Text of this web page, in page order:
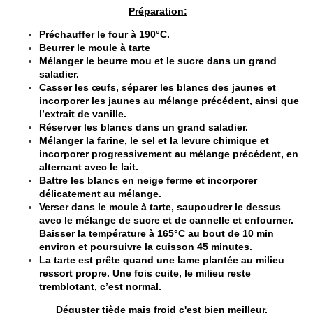
Préparation:
Préchauffer le four à 190°C.
Beurrer le moule à tarte
Mélanger le beurre mou et le sucre dans un grand
saladier.
Casser les œufs, séparer les blancs des jaunes et
incorporer les jaunes au mélange précédent, ainsi que
l’extrait de vanille.
Réserver les blancs dans un grand saladier.
Mélanger la farine, le sel et la levure chimique et
incorporer progressivement au mélange précédent, en
alternant avec le lait.
Battre les blancs en neige ferme et incorporer
délicatement au mélange.
Verser dans le moule à tarte, saupoudrer le dessus
avec le mélange de sucre et de cannelle et enfourner.
Baisser la température à 165°C au bout de 10 min
environ et poursuivre la cuisson 45 minutes.
La tarte est prête quand une lame plantée au milieu
ressort propre. Une fois cuite, le milieu reste
tremblotant, c’est normal.
Déguster tiède mais froid c'est bien meilleur.